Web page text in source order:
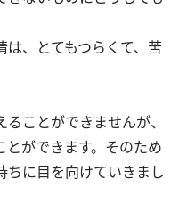
、とてもつらくて、苦
ことができませんが、
ができます。そのため
ちに目を向けていきまし